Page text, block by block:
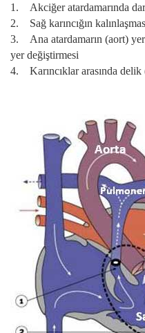
1. Akciğer atardamarında
2. Sağ karıncığın
3. Ana atardamarın (aort)
yer değiştirmesi
4. Karıncıklar arasında